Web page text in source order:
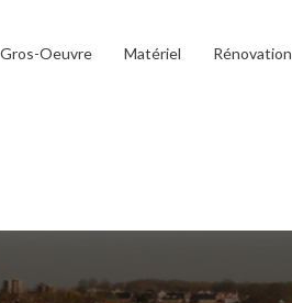
Gros-Oeuvre Matériel Rénovation